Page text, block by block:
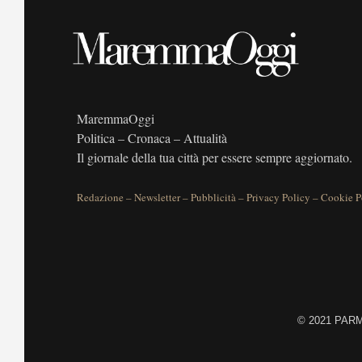
MaremmaOggi
Politica – Cronaca – Attualità
Il giornale della tua città per essere sempre aggiornato.
Redazione –Newsletter–Pubblicità–Privacy Policy –Cookie
© 2021